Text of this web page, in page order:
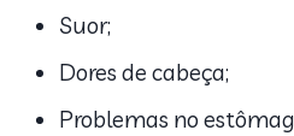
Suor;
Dores de cabeça;
Problemas no